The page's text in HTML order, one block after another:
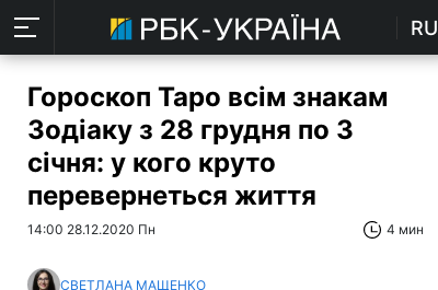
RU
Гороскоп Таро всім знакам
Зодіаку з 28 грудня по 3
січня: у кого круто
перевернеться життя
14:00 28.12.2020 Пн 4 мин
СВЕТЛАНА МАЩЕНКО